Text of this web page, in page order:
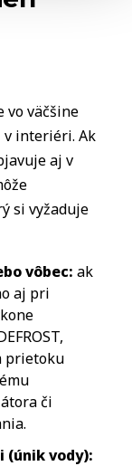
vo väčšine
v interiéri. Ak
aj v
si vyžaduje
vôbec: ak
aj pri
prietoku
či
(únik vody):